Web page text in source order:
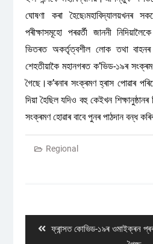
ঘোষণা কৰা হৈছে৷মহাবিদ্যালয়খনৰ
পৰীক্ষাসমূহো পৰৱৰ্তী জাননী
ভিতৰত অকৰ্তৃত্বশীল লোক তথা বাহনৰ
শেহতীয়াকৈ মহানগৰত ক’ভিড-১৯ৰ
গৈছে।ক’ৰনাৰ সংক্ৰমণ হ্ৰাস পোৱাৰ
দিয়া হৈছিল যদিও বহু কেইখন শিক্ষানুষ্ঠানৰ
সংক্ৰমণ হোৱাৰ বাবে পুনৰ পাঠদান বন্ধ
Regional
Previous
ফ্ৰান্সত কোভিড-১৯ৰ ওমাইক্ৰন